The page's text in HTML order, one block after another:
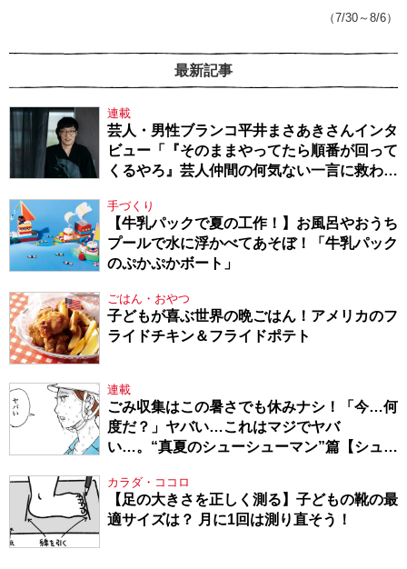
（7/30～8/6）
最新記事
連載
芸人・男性ブランコ平井まさあきさんインタ
ビュー「『そのままやってたら順番が回って
くるやろ』芸人仲間の何気ない一言に救われ
手づくり
【牛乳パックで夏の工作！】お風呂やおうち
プールで水に浮かべてあそぼ！「牛乳パック
のぷかぷかボート」
ごはん・おやつ
子どもが喜ぶ世界の晩ごはん！アメリカのフ
ライドチキン＆フライドポテト
連載
ごみ収集はこの暑さでも休みナシ！「今…何
度だ？」ヤバい…これはマジでヤバ
い…。“真夏のシューシューマン”篇【シュー
カラダ・ココロ
【足の大きさを正しく測る】子どもの靴の最
適サイズは？ 月に1回は測り直そう！